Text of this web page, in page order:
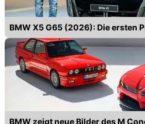
BMW X5 G65 (2026): Die ersten
BMW zeigt neue Bilder des M